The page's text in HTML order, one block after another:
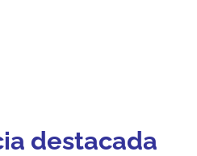
destacada